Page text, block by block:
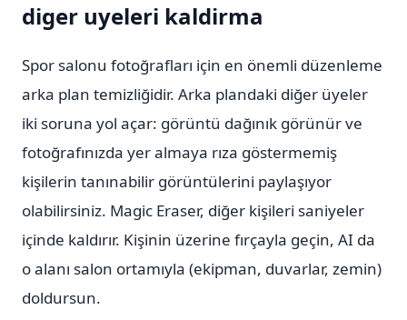
diger uyeleri kaldirma
Spor salonu fotoğrafları için en önemli düzenleme
arka plan temizliğidir. Arka plandaki diğer üyeler
iki soruna yol açar: görüntü dağınık görünür ve
fotoğrafınızda yer almaya rıza göstermemiş
kişilerin tanınabilir görüntülerini paylaşıyor
olabilirsiniz. Magic Eraser, diğer kişileri saniyeler
içinde kaldırır. Kişinin üzerine fırçayla geçin, AI da
o alanı salon ortamıyla (ekipman, duvarlar, zemin)
doldursun.